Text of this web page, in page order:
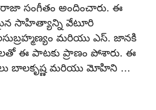
సంగీతం అందించారు. ఈ
సాహిత్యాన్ని వేటూరి
మరియు ఎస్. జానకి
ఈ పాటకు ప్రాణం పోశారు. ఈ
బాలకృష్ణ మరియు మోహిని …